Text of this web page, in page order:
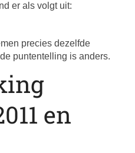
er als volgt uit:
precies dezelfde
puntentelling is anders.
en